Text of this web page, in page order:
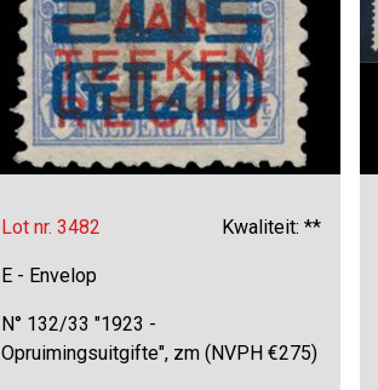
Lot nr. 3482 Kwaliteit: **
E - Envelop
N° 132/33 "1923 -
Opruimingsuitgifte", zm (NVPH €275)